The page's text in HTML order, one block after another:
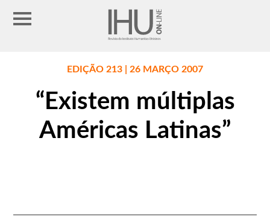
EDIÇÃO 213 | 26 MARÇO 2007
“Existem múltiplas
Américas Latinas”